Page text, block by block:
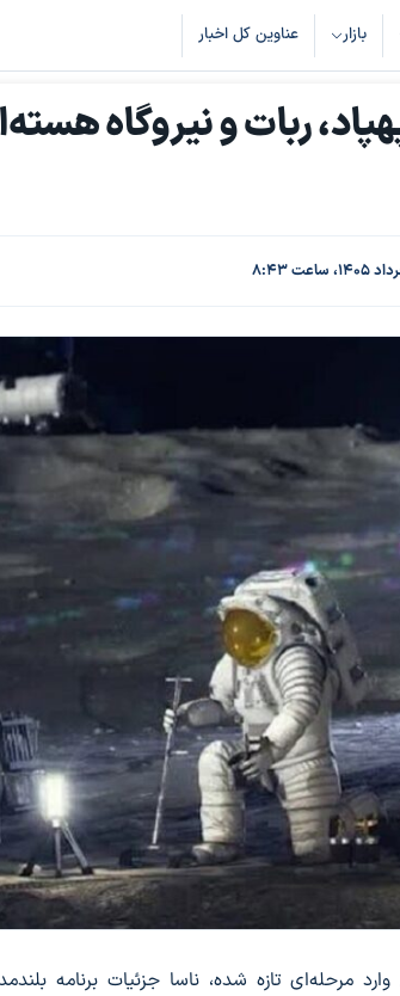
بازار عناوین کل اخبار
ربات و نیروگاه
مرحله‌ای تازه شده، ناسا جزئیات برنامه